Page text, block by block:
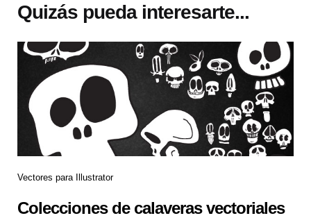
Quizás pueda interesarte...
Vectores para Illustrator
Colecciones de calaveras vectoriales